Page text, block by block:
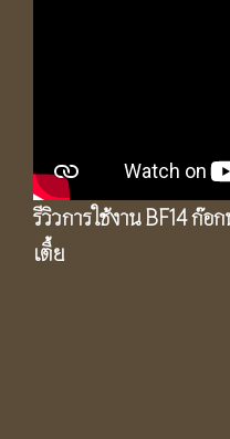
รีวิวการใช้งาน BF14 ก๊อ
เตี้ย